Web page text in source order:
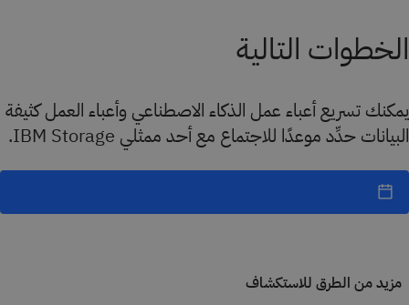
الخطوات التالية
يمكنك تسريع أعباء عمل الذكاء الاصطناعي وأعباء العمل كثيفة
البيانات حدِّد موعدًا للاجتماع مع أحد ممثلي IBM Storage.
مزيد من الطرق للاستكشاف